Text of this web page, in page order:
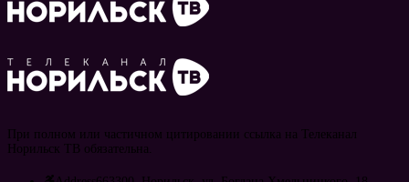
При полном или частичном цитировании ссылка на Телеканал
Норильск ТВ обязательна.